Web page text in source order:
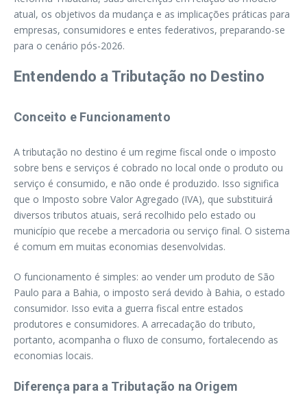
atual, os objetivos da mudança e as implicações práticas para
empresas, consumidores e entes federativos, preparando-se
para o cenário pós-2026.
Entendendo a Tributação no Destino
Conceito e Funcionamento
A tributação no destino é um regime fiscal onde o imposto
sobre bens e serviços é cobrado no local onde o produto ou
serviço é consumido, e não onde é produzido. Isso significa
que o Imposto sobre Valor Agregado (IVA), que substituirá
diversos tributos atuais, será recolhido pelo estado ou
município que recebe a mercadoria ou serviço final. O sistema
é comum em muitas economias desenvolvidas.
O funcionamento é simples: ao vender um produto de São
Paulo para a Bahia, o imposto será devido à Bahia, o estado
consumidor. Isso evita a guerra fiscal entre estados
produtores e consumidores. A arrecadação do tributo,
portanto, acompanha o fluxo de consumo, fortalecendo as
economias locais.
Diferença para a Tributação na Origem